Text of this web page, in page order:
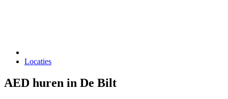
Locaties
AED huren in De Bilt